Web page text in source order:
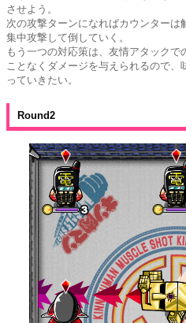
させよう。
次の攻撃ターンになればカウンター
集中攻撃して倒していく。
もう一つの対応策は、友情アタック
ことなくダメージを与えられるので
っていきたい。
Round2